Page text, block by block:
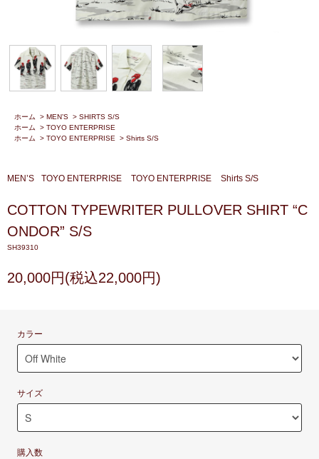
ホーム > MEN’S > SHIRTS S/S
ホーム
> TOYO ENTERPRISE
ホーム
> TOYO ENTERPRISE > Shirts S/S
MEN’S TOYO ENTERPRISE TOYO ENTERPRISE Shirts S/S
COTTON TYPEWRITER PULLOVER SHIRT “C
ONDOR” S/S
SH39310
20,000円(税込22,000円)
カラー
サイズ
購入数